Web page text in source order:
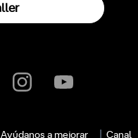
Ayúdanos a mejorar Canal